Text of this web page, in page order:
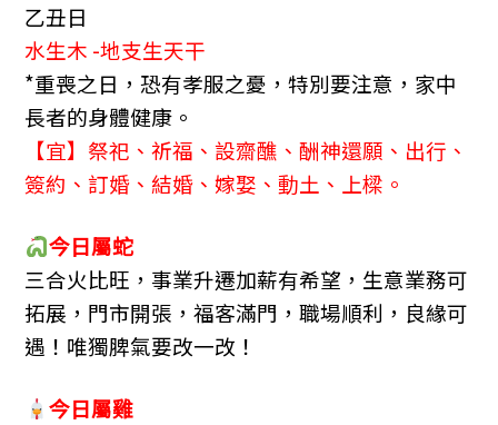
o
o er
乙丑日
水生木 -地支生天干
*重喪之日，恐有孝服之憂，特別要注意，家中
長者的身體健康。
【宜】祭祀、祈福、設齋醮、酬神還願、出行、
簽約、訂婚、結婚、嫁娶、動土、上樑。
今日屬蛇
三合火比旺，事業升遷加薪有希望，生意業務可
拓展，門市開張，福客滿門，職場順利，良緣可
遇！唯獨脾氣要改一改！
今日屬雞